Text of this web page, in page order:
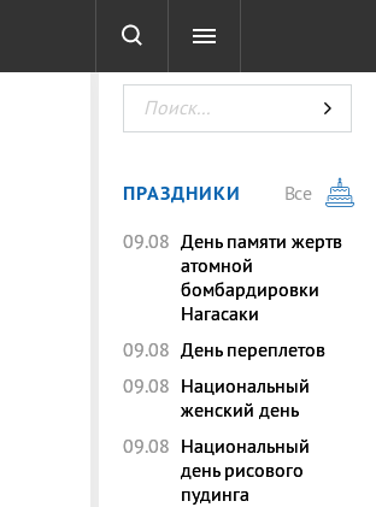
ТЕСТЫ
ПРАЗДНИКИ
Все
09.08 День памяти жертв
атомной
бомбардировки
Нагасаки
09.08 День переплетов
09.08 Национальный
женский день
09.08 Национальный
день рисового
пудинга